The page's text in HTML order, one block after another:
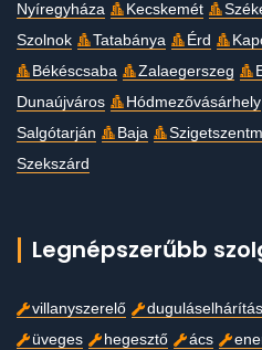
Nyíregyháza
Kecskemét
Szolnok
Tatabánya Érd
Békéscsaba
Zalaegerszeg
Dunaújváros
Hódmezővásárhely
Salgótarján
Baja
Szekszárd
Legnépszerűbb
villanyszerelő duguláselhárítás
üveges
hegesztő ács